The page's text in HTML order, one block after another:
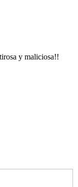
y maliciosa!!